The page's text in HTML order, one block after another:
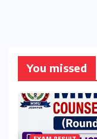
You missed